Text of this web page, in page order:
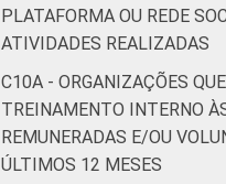
PLATAFORMA OU REDE
ATIVIDADES REALIZADAS
C10A - ORGANIZAÇÕES
TREINAMENTO INTERNO
REMUNERADAS E/OU
ÚLTIMOS 12 MESES